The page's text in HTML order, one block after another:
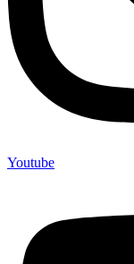
Youtube